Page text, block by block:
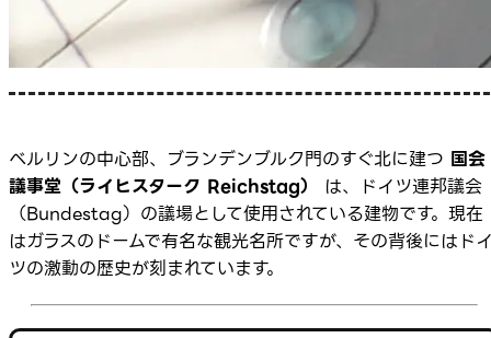
ベルリンの中心部、ブランデンブルク門のすぐ北に建つ 国会
議事堂（ライヒスターク Reichstag）
は、ドイツ連邦議会
（Bundestag）の議場として使用されている建物です。現在
はガラスのドームで有名な観光名所ですが、その背後にはド
ツの激動の歴史が刻まれています。